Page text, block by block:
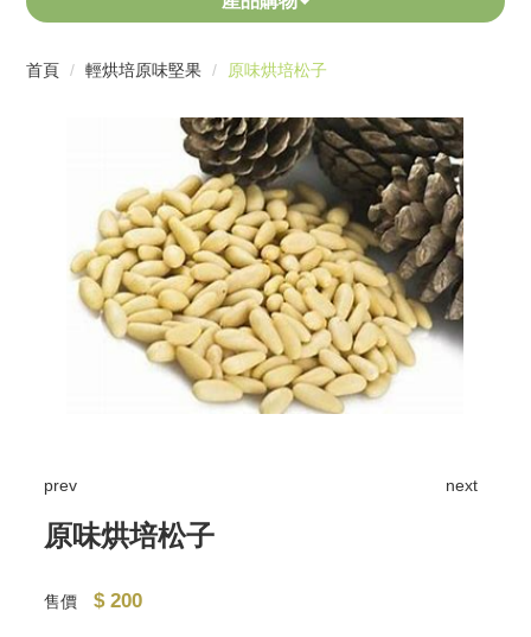
首頁 輕烘培原味堅果 原味烘培松子
prev next
原味烘培松子
售價 $ 200